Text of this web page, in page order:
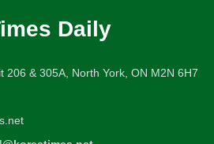
Daily
206 & 305A, North York, ON M2N 6H7